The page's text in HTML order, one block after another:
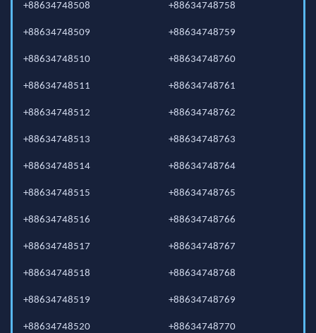
+88634748508
+88634748509
+88634748510
+88634748511
+88634748512
+88634748513
+88634748514
+88634748515
+88634748516
+88634748517
+88634748518
+88634748519
+88634748520
+88634748758
+88634748759
+88634748760
+88634748761
+88634748762
+88634748763
+88634748764
+88634748765
+88634748766
+88634748767
+88634748768
+88634748769
+88634748770